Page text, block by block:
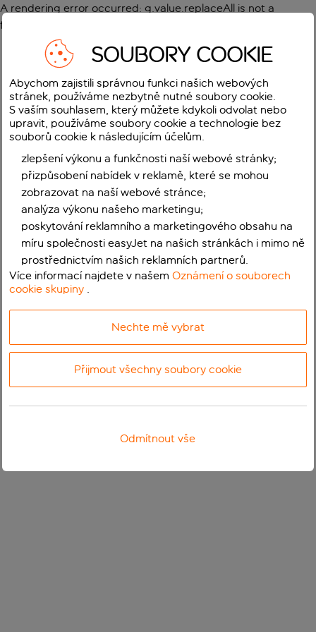
A rendering error occurred: g.value.replaceAll is not a
function
SOUBORY COOKIE
Abychom zajistili správnou funkci našich webových
stránek, používáme nezbytně nutné soubory cookie.
S vaším souhlasem, který můžete kdykoli odvolat nebo
upravit, používáme soubory cookie a technologie bez
souborů cookie k následujícím účelům.
zlepšení výkonu a funkčnosti naší webové stránky;
přizpůsobení nabídek v reklamě, které se mohou
zobrazovat na naší webové stránce;
analýza výkonu našeho marketingu;
poskytování reklamního a marketingového obsahu na
míru společnosti easyJet na našich stránkách i mimo ně
prostřednictvím našich reklamních partnerů.
Více informací najdete v našemOznámení o souborech
cookie skupiny .
Nechte mě vybrat
Přijmout všechny soubory cookie
Odmítnout vše